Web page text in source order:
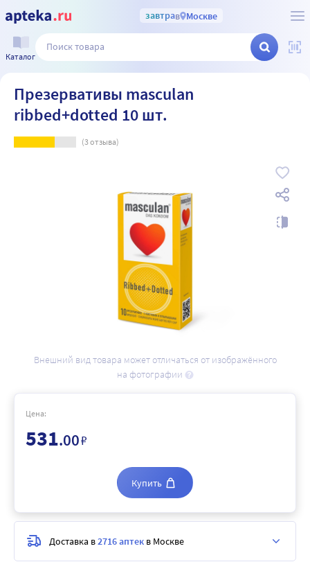
завтрав Москве
Каталог
Презервативы masculan
ribbed+dotted 10 шт.
(3отзыва)
Внешний вид товара может отличаться от изображённого
на фотографии
Цена:
531.00₽
Купить
Доставка в2716 аптек в Москве